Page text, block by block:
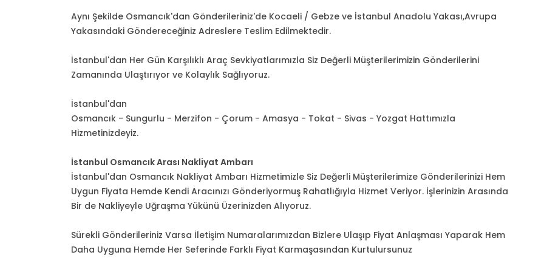
Aynı Şekilde Osmancık'dan Gönderileriniz'de Kocaeli / Gebze ve İstanbul Anadolu Yakası,Avrupa
Yakasındaki Göndereceğiniz Adreslere Teslim Edilmektedir.
İstanbul'dan Her Gün Karşılıklı Araç Sevkiyatlarımızla Siz Değerli Müşterilerimizin Gönderilerini
Zamanında Ulaştırıyor ve Kolaylık Sağlıyoruz.
İstanbul'dan
Osmancık - Sungurlu - Merzifon - Çorum - Amasya - Tokat - Sivas - Yozgat Hattımızla
Hizmetinizdeyiz.
İstanbul Osmancık Arası Nakliyat Ambarı
İstanbul'dan Osmancık Nakliyat Ambarı Hizmetimizle Siz Değerli Müşterilerimize Gönderilerinizi Hem
Uygun Fiyata Hemde Kendi Aracınızı Gönderiyormuş Rahatlığıyla Hizmet Veriyor. İşlerinizin Arasında
Bir de Nakliyeyle Uğraşma Yükünü Üzerinizden Alıyoruz.
Sürekli Gönderileriniz Varsa İletişim Numaralarımızdan Bizlere Ulaşıp Fiyat Anlaşması Yaparak Hem
Daha Uyguna Hemde Her Seferinde Farklı Fiyat Karmaşasından Kurtulursunuz